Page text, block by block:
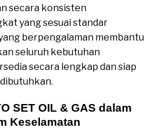
secara konsisten
yang sesuai standar
berpengalaman membantu
seluruh kebutuhan
secara lengkap dan siap
SET OIL & GAS dalam
Keselamatan